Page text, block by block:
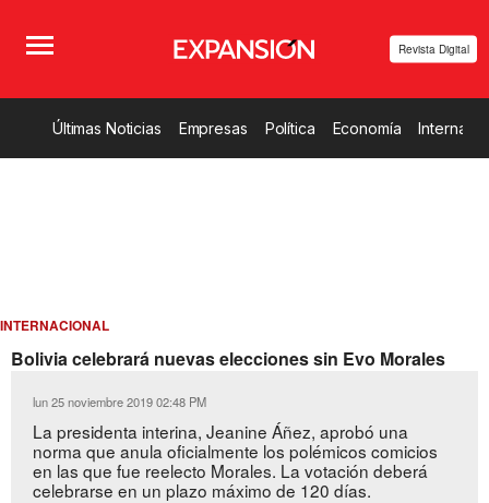
Revista Digital
Últimas Noticias Empresas Política Economía
INTERNACIONAL
Bolivia celebrará nuevas elecciones sin Evo Morales
lun 25 noviembre 2019 02:48 PM
La presidenta interina, Jeanine Áñez, aprobó una
norma que anula oficialmente los polémicos comicios
en las que fue reelecto Morales. La votación deberá
celebrarse en un plazo máximo de 120 días.